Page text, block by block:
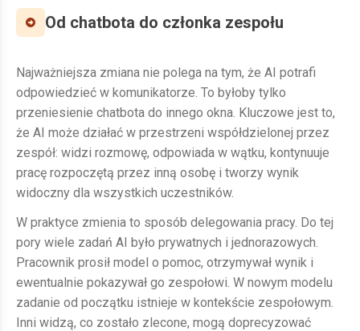
Od chatbota do członka zespołu
Najważniejsza zmiana nie polega na tym, że AI potrafi
odpowiedzieć w komunikatorze. To byłoby tylko
przeniesienie chatbota do innego okna. Kluczowe jest to,
że AI może działać w przestrzeni współdzielonej przez
zespół: widzi rozmowę, odpowiada w wątku, kontynuuje
pracę rozpoczętą przez inną osobę i tworzy wynik
widoczny dla wszystkich uczestników.
W praktyce zmienia to sposób delegowania pracy. Do tej
pory wiele zadań AI było prywatnych i jednorazowych.
Pracownik prosił model o pomoc, otrzymywał wynik i
ewentualnie pokazywał go zespołowi. W nowym modelu
zadanie od początku istnieje w kontekście zespołowym.
Inni widzą, co zostało zlecone, mogą doprecyzować